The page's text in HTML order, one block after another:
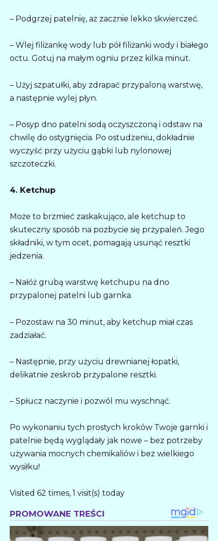
– Podgrzej patelnię, aż zacznie lekko skwierczeć.
– Wlej filiżankę wody lub pół filiżanki wody i białego
octu. Gotuj na małym ogniu przez kilka minut.
– Użyj szpatułki, aby zdrapać przypaloną warstwę,
a następnie wylej płyn.
– Posyp dno patelni sodą oczyszczoną i odstaw na
chwilę do ostygnięcia. Po ostudzeniu, dokładnie
wyczyść przy użyciu gąbki lub nylonowej
szczoteczki.
4. Ketchup
Może to brzmieć zaskakująco, ale ketchup to
skuteczny sposób na pozbycie się przypaleń. Jego
składniki, w tym ocet, pomagają usunąć resztki
jedzenia.
– Nałóż grubą warstwę ketchupu na dno
przypalonej patelni lub garnka.
– Pozostaw na 30 minut, aby ketchup miał czas
zadziałać.
– Następnie, przy użyciu drewnianej łopatki,
delikatnie zeskrob przypalone resztki.
– Spłucz naczynie i pozwól mu wyschnąć.
Po wykonaniu tych prostych kroków Twoje garnki i
patelnie będą wyglądały jak nowe – bez potrzeby
używania mocnych chemikaliów i bez wielkiego
wysiłku!
Visited 62 times, 1 visit(s) today